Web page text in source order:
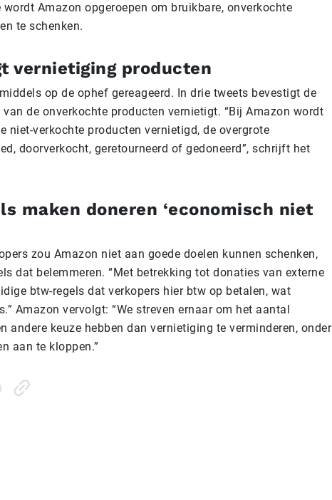
Amazon opgeroepen om bruikbare, onverkochte
te schenken.
vernietiging producten
op de ophef gereageerd. In drie tweets bevestigt de
de onverkochte producten vernietigt. “Bij Amazon wordt
niet-verkochte producten vernietigd, de overgrote
doorverkocht, geretourneerd of gedoneerd”, schrijft het
maken doneren ‘economisch niet
zou Amazon niet aan goede doelen kunnen schenken,
dat belemmeren. “Met betrekking tot donaties van externe
btw-regels dat verkopers hier btw op betalen, wat
Amazon vervolgt: “We streven ernaar om het aantal
andere keuze hebben dan vernietiging te verminderen, onder
aan te kloppen.”